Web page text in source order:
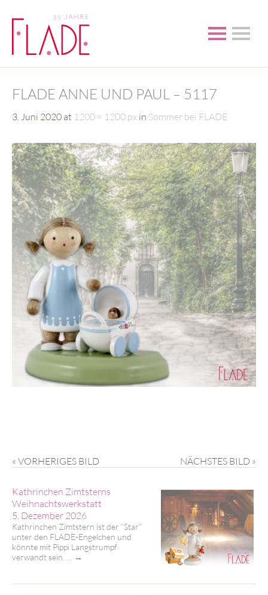
FLADE ANNE UND PAUL – 5117
3. Juni 2020 at 1200 × 1200 px in Sommer bei FLADE
« VORHERIGES BILD NÄCHSTES BILD »
Kathrinchen Zimtsterns
Weihnachtswerkstatt
5. Dezember 2026
Kathrinchen Zimtstern ist der “Star”
unter den FLADE-Engelchen und
könnte mit Pippi Langstrumpf
verwandt sein. …
→